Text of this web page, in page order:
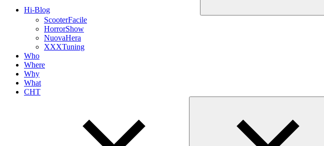
Hi-Blog
ScooterFacile
HorrorShow
NuovaHera
XXXTuning
Who
Where
Why
What
CHT